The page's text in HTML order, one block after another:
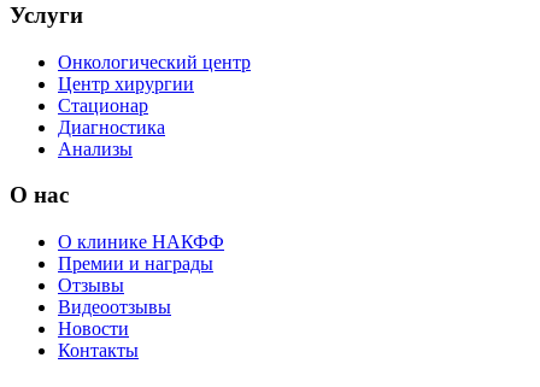
Услуги
Онкологический центр
Центр хирургии
Стационар
Диагностика
Анализы
О нас
О клинике НАКФФ
Премии и награды
Отзывы
Видеоотзывы
Новости
Контакты